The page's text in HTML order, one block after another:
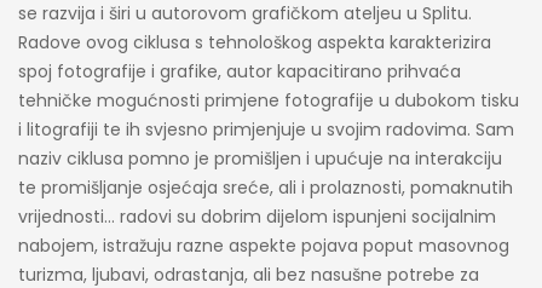
se razvija i širi u autorovom grafičkom ateljeu u Splitu.
Radove ovog ciklusa s tehnološkog aspekta karakterizira
spoj fotografije i grafike, autor kapacitirano prihvaća
tehničke mogućnosti primjene fotografije u dubokom tisku
i litografiji te ih svjesno primjenjuje u svojim radovima. Sam
naziv ciklusa pomno je promišljen i upućuje na interakciju
te promišljanje osjećaja sreće, ali i prolaznosti, pomaknutih
vrijednosti… radovi su dobrim dijelom ispunjeni socijalnim
nabojem, istražuju razne aspekte pojava poput masovnog
turizma, ljubavi, odrastanja, ali bez nasušne potrebe za